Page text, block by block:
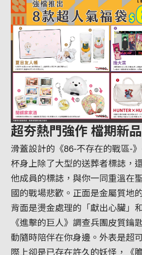
超夯熱門強作 檔期新
滑蓋設計的《86-不存在的戰區-
杯身上除了大型的送葬者標誌，
他成員的標誌，與你一同重溫在
國的戰場悲歡。正面是金屬質地
背面是燙金處理的「獻出心臟」
《進擊的巨人》調查兵團皮質鑰
動隨時陪伴在你身邊。外表是超
際上卻是已存在許久的妖怪，《